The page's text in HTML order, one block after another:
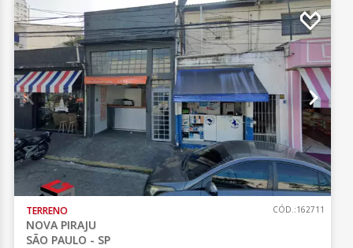
TERRENO
NOVA PIRAJU
SÃO PAULO - SP
CÓD.:162711